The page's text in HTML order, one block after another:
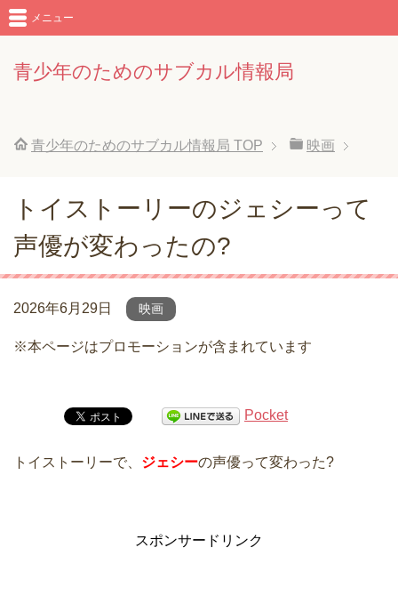
青少年のためのサブカル情報局
メニュー
青少年のためのサブカル情報局 TOP 映画
トイストーリーのジェシーって
声優が変わったの?
2026年6月29日 映画
※本ページはプロモーションが含まれています
Pocket
トイストーリーで、 ジェシーの声優って変わった?
スポンサードリンク